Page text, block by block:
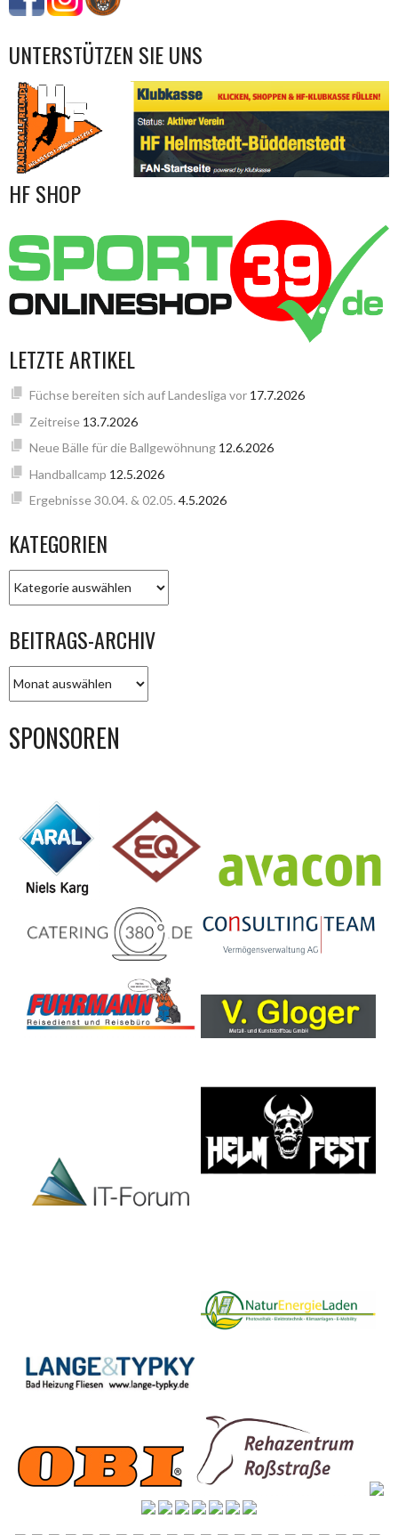
UNTERSTÜTZEN SIE UNS
HF SHOP
LETZTE ARTIKEL
Füchse bereiten sich auf Landesliga vor 17.7.2026
Zeitreise 13.7.2026
Neue Bälle für die Ballgewöhnung 12.6.2026
Handballcamp 12.5.2026
Ergebnisse 30.04. & 02.05. 4.5.2026
KATEGORIEN
BEITRAGS-ARCHIV
ARCHIV
SPONSOREN